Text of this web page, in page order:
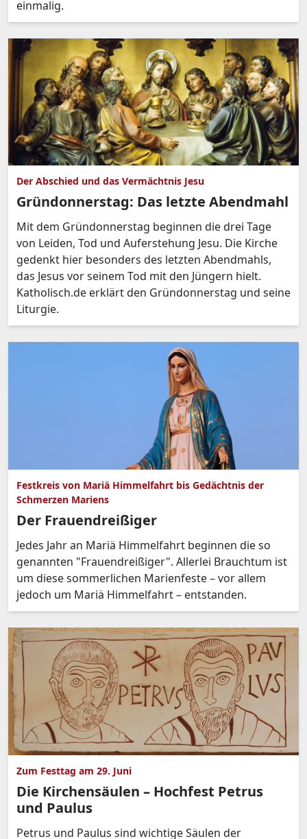
einmalig.
Der Abschied und das Vermächtnis Jesu
Gründonnerstag: Das letzte Abendmahl
Mit dem Gründonnerstag beginnen die drei Tage
von Leiden, Tod und Auferstehung Jesu. Die Kirche
gedenkt hier besonders des letzten Abendmahls,
das Jesus vor seinem Tod mit den Jüngern hielt.
Katholisch.de erklärt den Gründonnerstag und seine
Liturgie.
Festkreis von Mariä Himmelfahrt bis Gedächtnis der
Schmerzen Mariens
Der Frauendreißiger
Jedes Jahr an Mariä Himmelfahrt beginnen die so
genannten "Frauendreißiger". Allerlei Brauchtum ist
um diese sommerlichen Marienfeste – vor allem
jedoch um Mariä Himmelfahrt – entstanden.
Zum Festtag am 29. Juni
Die Kirchensäulen – Hochfest Petrus
und Paulus
Petrus und Paulus sind wichtige Säulen der